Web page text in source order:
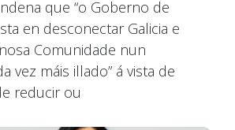
que “o Goberno de
en desconectar Galicia e
Comunidade nun
vez máis illado” á vista de
reducir ou